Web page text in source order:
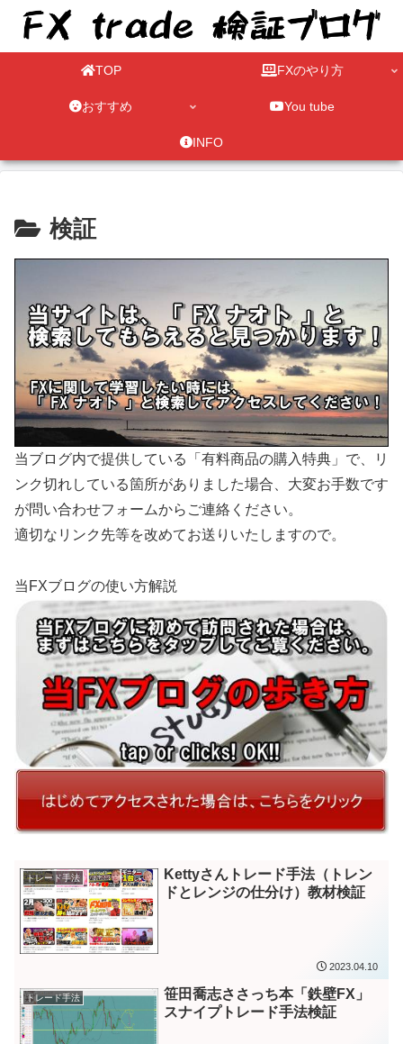
TOP FXのやり方
おすすめ You tube
INFO
検証
当ブログ内で提供している「有料商品の購入特典」で、リ
ンク切れしている箇所がありました場合、大変お手数です
が問い合わせフォームからご連絡ください。
適切なリンク先等を改めてお送りいたしますので。
当FXブログの使い方解説
トレード手法
Kettyさんトレード手法（トレン
ドとレンジの仕分け）教材検証
2023.04.10
トレード手法
笹田喬志ささっち本「鉄壁FX」
スナイプトレード手法検証